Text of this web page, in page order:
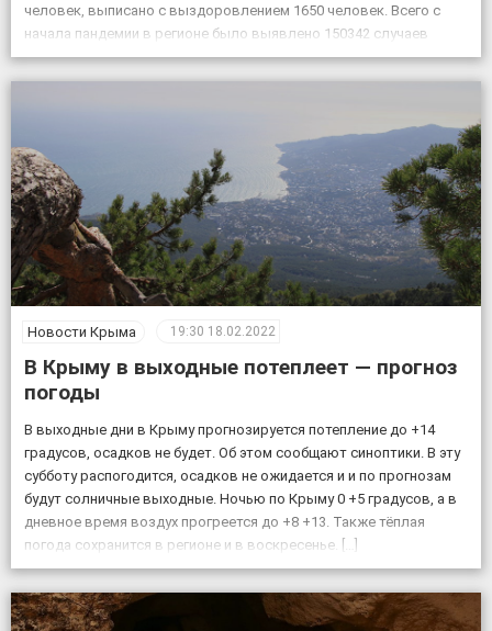
человек, выписано с выздоровлением 1650 человек. Всего с
начала пандемии в регионе было выявлено 150342 случаев
заболевания коронавирусом, скончалось 4830 пациентов с
подтвержденным коронавирусом, в […]
Новости Крыма 19:30 18.02.2022
В Крыму в выходные потеплеет — прогноз
погоды
В выходные дни в Крыму прогнозируется потепление до +14
градусов, осадков не будет. Об этом сообщают синоптики. В эту
субботу распогодится, осадков не ожидается и и по прогнозам
будут солничные выходные. Ночью по Крыму 0 +5 градусов, а в
дневное время воздух прогреется до +8 +13. Также тёплая
погода сохранится в регионе и в воскресенье. […]